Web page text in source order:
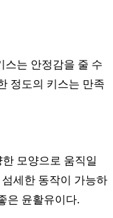
스는 안정감을 줄 수
정도의 키스는 만족
한 모양으로 움직일
섬세한 동작이
가능하
은 윤활유이다.